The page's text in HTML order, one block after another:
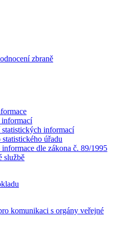
zbraně
informací
úřadu
informace dle zákona č. 89/1995
službě
komunikaci s orgány veřejné